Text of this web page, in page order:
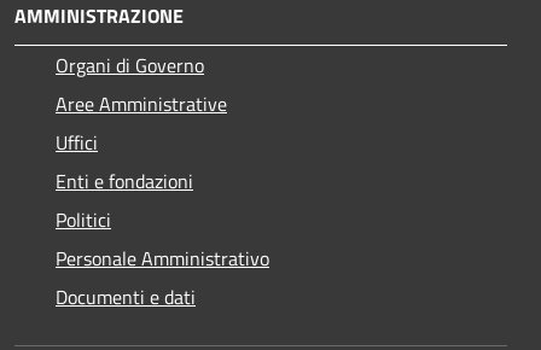
AMMINISTRAZIONE
Organi di Governo
Aree Amministrative
Uffici
Enti e fondazioni
Politici
Personale Amministrativo
Documenti e dati